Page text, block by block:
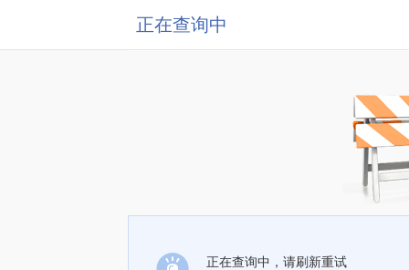
正在查询中
正在查询中，请刷新重试